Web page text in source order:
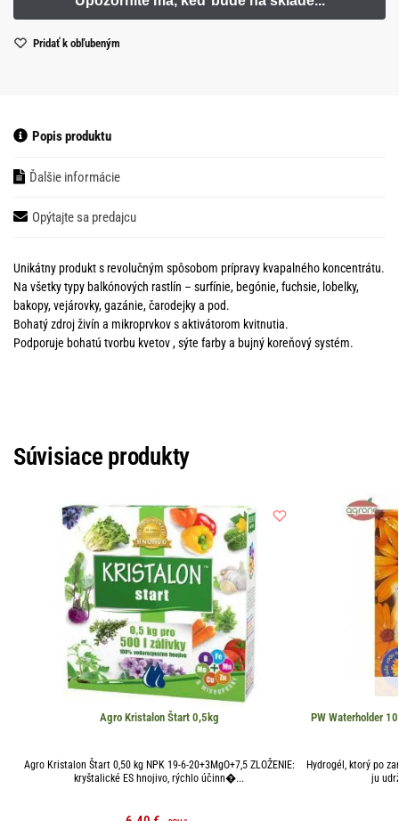
Pridať k obľubeným
Popis produktu
Ďalšie informácie
Opýtajte sa predajcu
Unikátny produkt s revolučným spôsobom prípravy kvapalného koncentrátu.
Na všetky typy balkónových rastlín – surfínie, begónie, fuchsie, lobelky,
bakopy, vejárovky, gazánie, čarodejky a pod.
Bohatý zdroj živín a mikroprvkov s aktivátorom kvitnutia.
Podporuje bohatú tvorbu kvetov , sýte farby a bujný koreňový systém.
Súvisiace produkty
Agro Kristalon Štart 0,5kg
Agro Kristalon Štart 0,50 kg NPK 19-6-20+3MgO+7,5 ZLOŽENIE:
kryštalické ES hnojivo, rýchlo účinn�...
PW Waterholder
Hydrogél, ktorý po
ju